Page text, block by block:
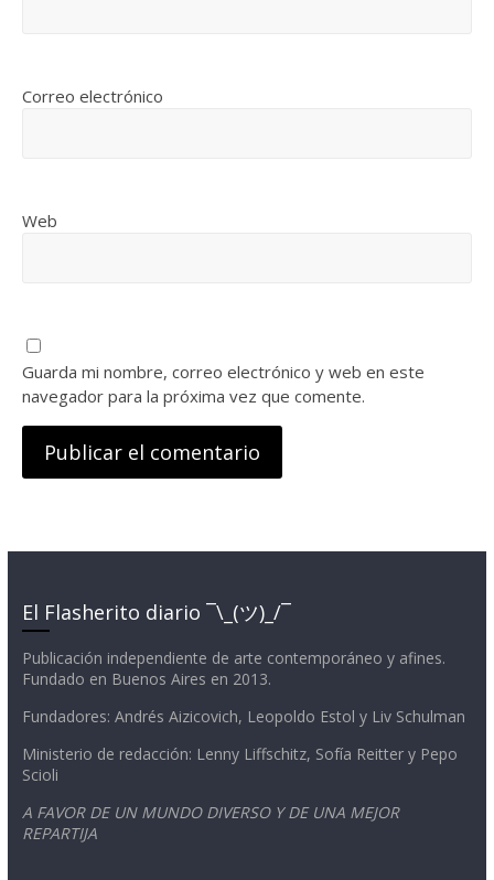
Correo electrónico
Web
Guarda mi nombre, correo electrónico y web en este
navegador para la próxima vez que comente.
El Flasherito diario ¯\_(ツ)_/¯
Publicación independiente de arte contemporáneo y afines.
Fundado en Buenos Aires en 2013.
Fundadores: Andrés Aizicovich, Leopoldo Estol y Liv Schulman
Ministerio de redacción: Lenny Liffschitz, Sofía Reitter y Pepo
Scioli
A FAVOR DE UN MUNDO DIVERSO Y DE UNA MEJOR
REPARTIJA